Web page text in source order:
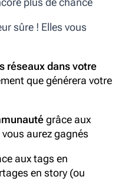
sûre ! Elles vous
réseaux dans votre
que générera votre
grâce aux
aurez gagnés
aux tags en
en story (ou